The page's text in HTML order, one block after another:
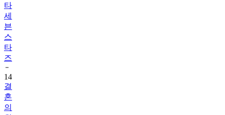
타
세
븐
스
타
즈
14
결
혼
의